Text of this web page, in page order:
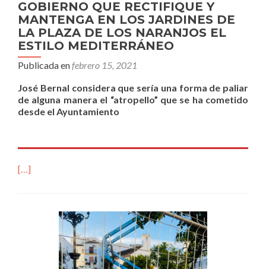
GOBIERNO QUE RECTIFIQUE Y
MANTENGA EN LOS JARDINES DE
LA PLAZA DE LOS NARANJOS EL
ESTILO MEDITERRÁNEO
Publicada enfebrero 15, 2021
José Bernal considera que sería una forma de paliar
de alguna manera el “atropello” que se ha cometido
desde el Ayuntamiento
[…]